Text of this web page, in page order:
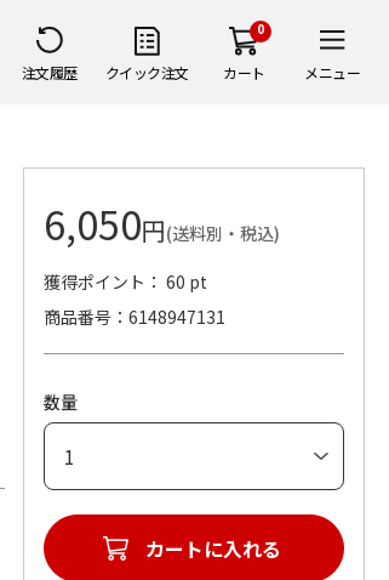
注文履歴 クイック注文
0
カート メニュー
6,050円(送料別・税込)
獲得ポイント： 60 pt
商品番号
6148947131
数量
カートに入れる